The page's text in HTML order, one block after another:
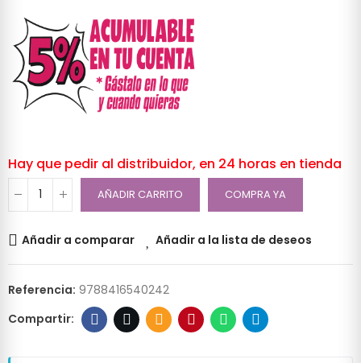
Hay que pedir al distribuidor, en 24 horas en tienda
AÑADIR CARRITO COMPRA YA
Añadir a comparar Añadir a la lista de deseos
Referencia: 9788416540242